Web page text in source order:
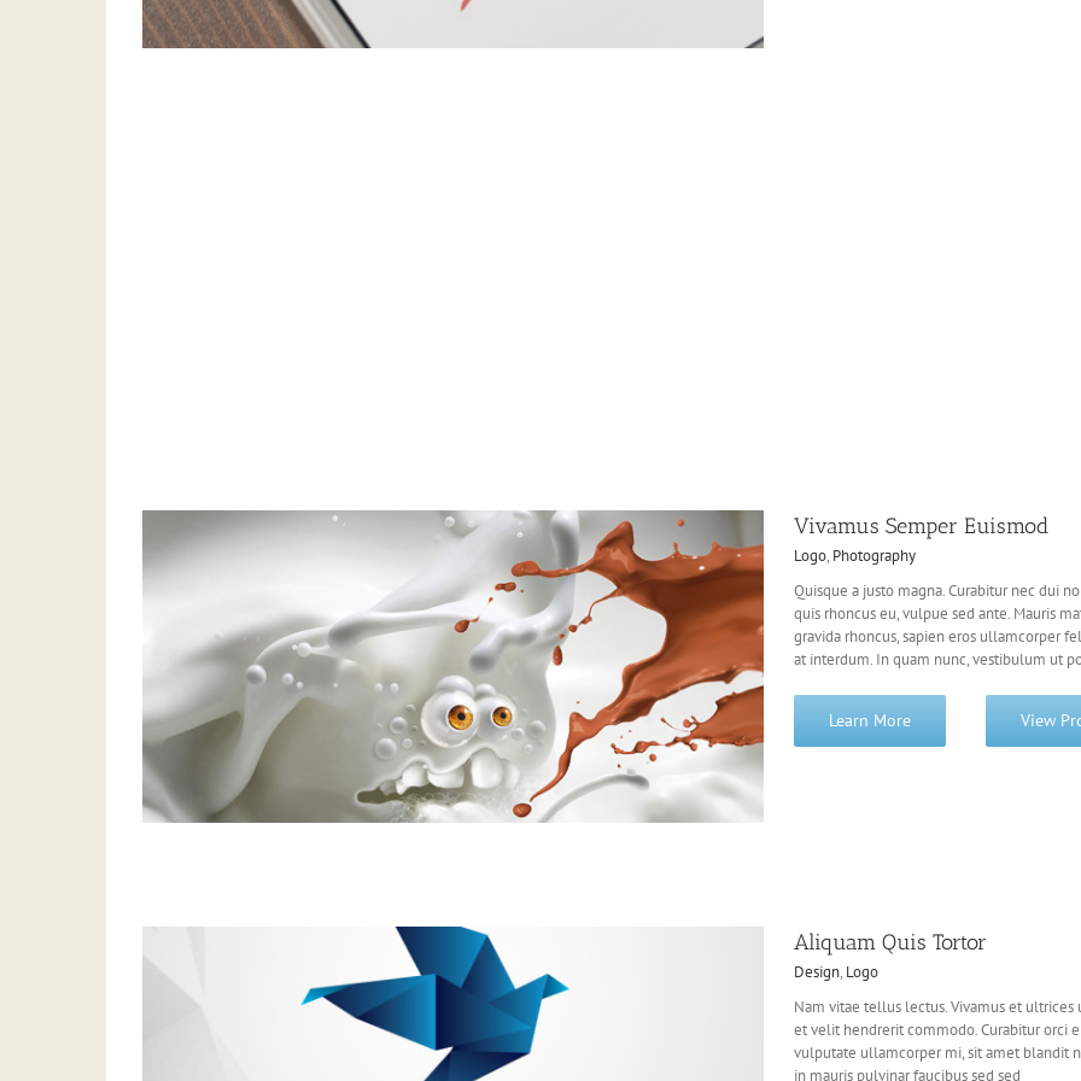
Vivamus Semper Euismod
Logo, Photography
Quisque a justo magna. Curabitur nec dui
quis rhoncus eu, vulpue sed ante. Mauris
gravida rhoncus, sapien eros ullamcorper
at interdum. In quam nunc, vestibulum ut
Learn More View
Aliquam Quis Tortor
Design, Logo
Nam vitae tellus lectus. Vivamus et ultrices
et velit hendrerit commodo. Curabitur orci
vulputate ullamcorper mi, sit amet blandit
in mauris pulvinar faucibus sed sed